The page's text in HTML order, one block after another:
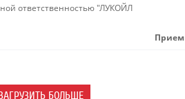
ответственностью "ЛУКОЙЛ
Прием
БОЛЬШЕ